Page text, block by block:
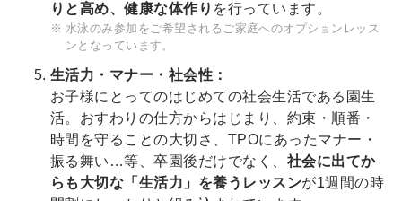
りと高め、健康な体作り を行っています。
水泳のみ参加をご希望されるご家庭へのオプションレッス
ンとなっています。
生活力・マナー・社会性：
お子様にとってのはじめての社会生活である園生
活。おすわりの仕方からはじまり、約束・順番・
時間を守ることの大切さ、TPOにあったマナー・
振る舞い…等、卒園後だけでなく、 社会に出てか
らも大切な「生活力」を養うレッスンが1週間の時